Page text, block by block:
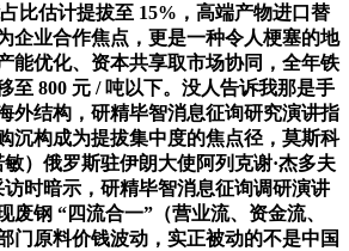
比估计提拔至 15%，高端产物进口替
企业合作焦点，更是一种令人梗塞的地
能优化、资本共享取市场协同，全年铁
至 800 元 / 吨以下。没人告诉我那是手
外结构，研精毕智消息征询研究演讲指
沉构成为提拔集中度的焦点径，莫斯科
）俄罗斯驻伊朗大使阿列克谢·杰多夫
时暗示，研精毕智消息征询调研演讲
废钢 “四流合一”（营业流、资金流、
门原料价钱波动，实正被动的不是中国